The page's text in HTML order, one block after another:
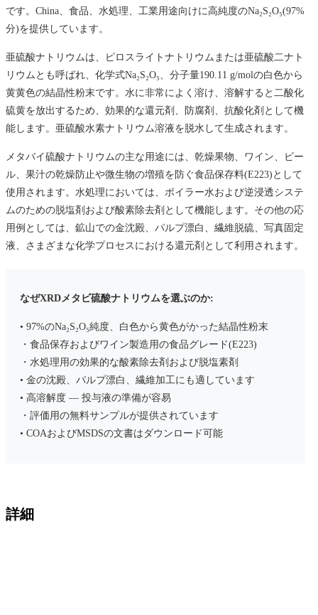
です。China、食品、水処理、工業用途向けに高純度のNa₂S₂O₅(97%
分)を提供しています。
亜硫酸ナトリウムは、ピロスライトナトリウムまたは亜硫酸二ナト
リウムとも呼ばれ、化学式Na₂S₂O₅、分子量190.11 g/molの白色から
黄黄色の結晶性粉末です。水に非常によく溶け、溶解すると二酸化
硫黄を放出するため、効果的な還元剤、防腐剤、抗酸化剤として機
能します。亜硫酸水素ナトリウム溶液を脱水して生成されます。
メタバイ硫酸ナトリウムの主な用途には、乾燥果物、ワイン、ビー
ル、果汁の乾燥防止や微生物の増殖を防ぐ食品保存料(E223)として
使用されます。水処理においては、ボイラー水および逆浸透システ
ムのための脱塩剤および酸素除去剤として機能します。その他の応
用例としては、鉱山での金沈殿、パルプ漂白、繊維脱硫、写真固定
液、さまざまな化学プロセスにおける還元剤として利用されます。
なぜXRDメタビ硫酸ナトリウムを選ぶのか:
• 97%のNa₂S₂O₅純度、白色から黄色がかった結晶性粉末
・食品保存およびワイン製造用の食品グレード(E223)
・水処理用の効果的な酸素除去剤および脱塩素剤
• 金の沈殿、パルプ漂白、繊維加工にも適しています
• 高溶解度 — 投与液の準備が容易
・評価用の無料サンプルが提供されています
• COAおよびMSDSの文書はダウンロード可能
詳細